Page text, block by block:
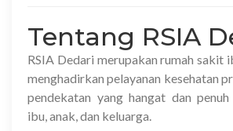
Tentang RSIA
RSIA Dedari merupakan rumah sakit
menghadirkan pelayanan kesehatan
pendekatan yang hangat dan
ibu, anak, dan keluarga.